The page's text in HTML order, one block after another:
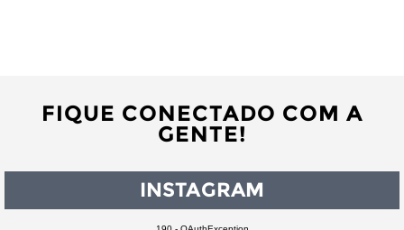
FIQUE CONECTADO COM A
GENTE!
INSTAGRAM